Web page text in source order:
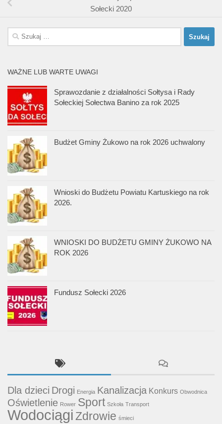
Sołecki 2020
Szukaj:
WAŻNE LUB WARTE UWAGI
Sprawozdanie z działalności Sołtysa i Rady
Sołeckiej Sołectwa Banino za rok 2025
Budżet Gminy Żukowo na rok 2026 uchwalony
Wnioski do Budżetu Powiatu Kartuskiego na rok
2026.
WNIOSKI DO BUDŻETU GMINY ŻUKOWO NA
ROK 2026
Fundusz Sołecki 2026
Dla dzieci Drogi Energia Kanalizacja Konkurs Obwodnica
Oświetlenie Rower Sport Szkoła Transport
WodociągiZdrowie śmieci